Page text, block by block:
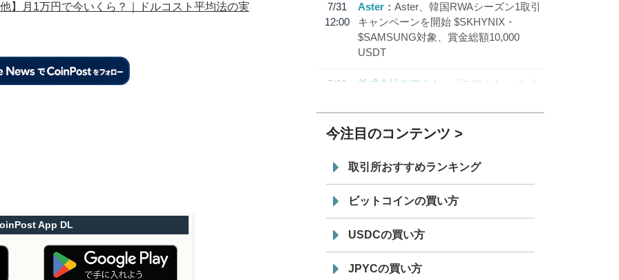
】月1万円で今いくら？｜ドルコスト平均法の実
App DL
7/31
12:00
Aster
Aster、韓国RWAシーズン1取引
キャンペーンを開始 $SKHYNIX・
$SAMSUNG対象、賞金総額10,000
USDT
7/30
株式会社モアクト
「モアクト」 のポ
「 JPYC」を追加
19:30
てステーブルコイン「JPYSC」徹底解
説セミナーを開催
今注目のコンテンツ
取引所おすすめランキング
ビットコインの買い方
USDCの買い方
JPYCの買い方